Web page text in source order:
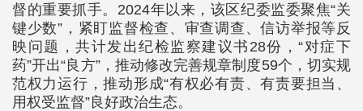
督的重要抓手。2024年以来，该区纪委监委聚焦“关
键少数”，紧盯监督检查、审查调查、信访举报等反
映问题，共计发出纪检监察建议书28份，“对症下
药”开出“良方”，推动修改完善规章制度59个，切实规
范权力运行，推动形成“有权必有责、有责要担当、
用权受监督”良好政治生态。